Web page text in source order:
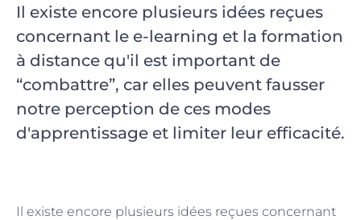
Il existe encore plusieurs idées reçues
concernant le e-learning et la formation
à distance qu'il est important de
“combattre”, car elles peuvent fausser
notre perception de ces modes
d'apprentissage et limiter leur efficacité.
Il existe encore plusieurs idées reçues concernant